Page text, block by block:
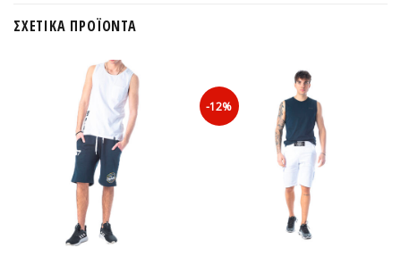
ΣΧΕΤΙΚΆ ΠΡΟΪΌΝΤΑ
-12%